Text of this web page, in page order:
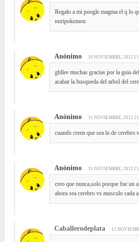
Regalo a mi poogle magma el q lo
nuripokemon
Anónimo 10 NOVIEMBRE, 2012
ghllee muchas gracias por la guia
acabar la busqueda del arbol del
Anónimo 11 NOVIEMBRE, 2012
cuando creen que sea lo de cerebro
Anónimo 11 NOVIEMBRE, 2012
creo que nunca,solo porque fue un
ahora sea cerebro vs musculo cada
Caballerodeplata 11